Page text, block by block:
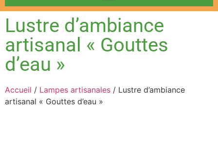
Lustre d’ambiance
artisanal « Gouttes
d’eau »
Accueil / Lampes artisanales / Lustre d’ambiance
artisanal « Gouttes d’eau »